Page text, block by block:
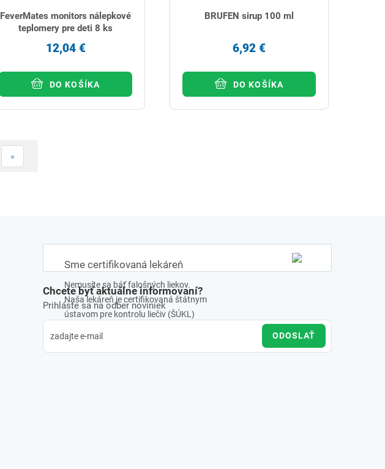
FeverMates monitors nálepkové
teplomery pre deti 8 ks
12,04 €
DO KOŠÍKA
BRUFEN sirup 100 ml
6,92 €
DO KOŠÍKA
»
Sme certifikovaná lekáreň
Nemusíte sa báť falošných liekov.
Naša lekáreň je certifikovaná štátnym
ústavom pre kontrolu liečiv (ŠÚKL)
Chcete byť aktuálne informovaní?
Prihláste sa na odber noviniek
ODOSLAŤ